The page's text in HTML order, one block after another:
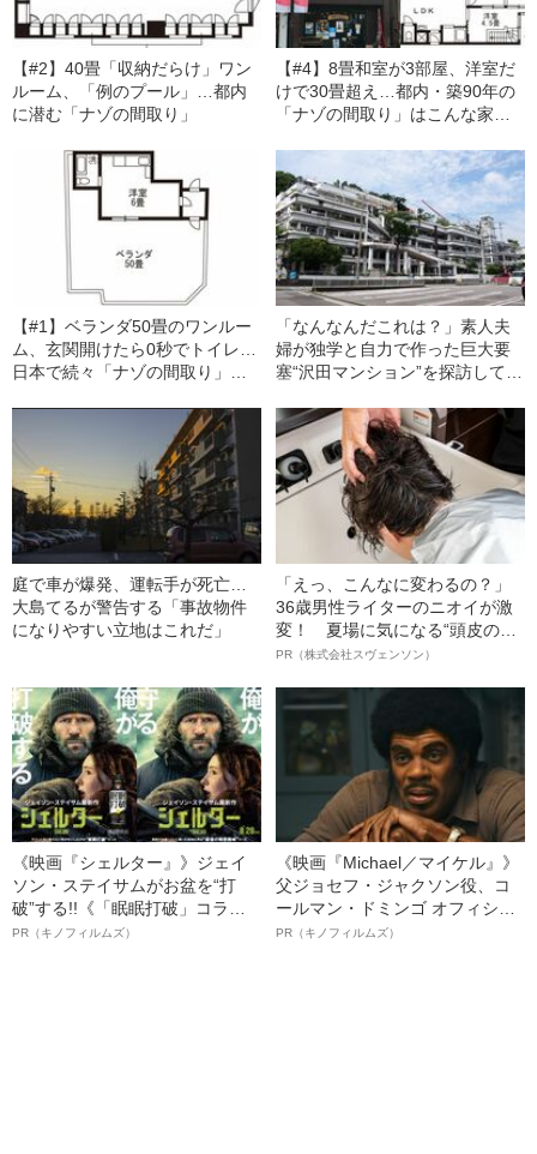
【#2】40畳「収納だらけ」ワン
ルーム、「例のプール」…都内
に潜む「ナゾの間取り」
【#4】8畳和室が3部屋、洋室だ
けで30畳超え…都内・築90年の
「ナゾの間取り」はこんな家だ
【#1】ベランダ50畳のワンルー
ム、玄関開けたら0秒でトイレ…
日本で続々「ナゾの間取り」が
「なんなんだこれは？」素人夫
婦が独学と自力で作った巨大要
塞“沢田マンション”を探訪してみ
庭で車が爆発、運転手が死亡…
大島てるが警告する「事故物件
になりやすい立地はこれだ」
「えっ、こんなに変わるの？」
36歳男性ライターのニオイが激
変！ 夏場に気になる“頭皮のニ
オイ”や“ベタつき”を解消す
ト”が生み出した徹底ケアとは
PR（株式会社スヴェンソン）
《映画『シェルター』》ジェイ
ソン・ステイサムがお盆を“打
破”する!!《「眠眠打破」コラ
ボ》
PR（キノフィルムズ）
《映画『Michael／マイケル』》
父ジョセフ・ジャクソン役、コ
ールマン・ドミンゴ オフィシャ
ルインタビュー“観客を魅了した
PR（キノフィルムズ）